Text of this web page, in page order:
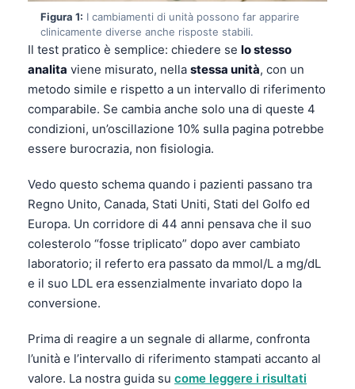
Figura 1: I cambiamenti di unità possono far apparire
clinicamente diverse anche risposte stabili.
Il test pratico è semplice: chiedere se lo stesso
analita viene misurato, nella stessa unità, con un
metodo simile e rispetto a un intervallo di riferimento
comparabile. Se cambia anche solo una di queste 4
condizioni, un’oscillazione 10% sulla pagina potrebbe
essere burocrazia, non fisiologia.
Vedo questo schema quando i pazienti passano tra
Regno Unito, Canada, Stati Uniti, Stati del Golfo ed
Europa. Un corridore di 44 anni pensava che il suo
colesterolo “fosse triplicato” dopo aver cambiato
laboratorio; il referto era passato da mmol/L a mg/dL
e il suo LDL era essenzialmente invariato dopo la
conversione.
Prima di reagire a un segnale di allarme, confronta
l’unità e l’intervallo di riferimento stampati accanto al
valore. La nostra guida su come leggere i risultati